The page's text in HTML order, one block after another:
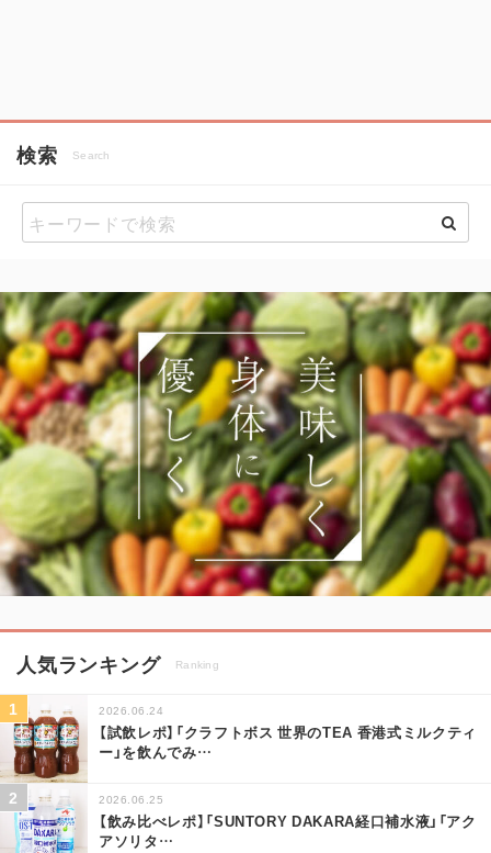
検索 Search
人気ランキング Ranking
2026.06.24
【試飲レポ】「クラフトボス 世界のTEA 香港式ミルクティ
ー」を飲んでみ…
2026.06.25
【飲み比べレポ】「SUNTORY DAKARA経口補水液」「アク
アソリタ…